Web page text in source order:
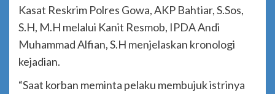
Kasat Reskrim Polres Gowa, AKP Bahtiar, S.Sos,
S.H, M.H melalui Kanit Resmob, IPDA Andi
Muhammad Alfian, S.H menjelaskan kronologi
kejadian.
“Saat korban meminta pelaku membujuk istrinya